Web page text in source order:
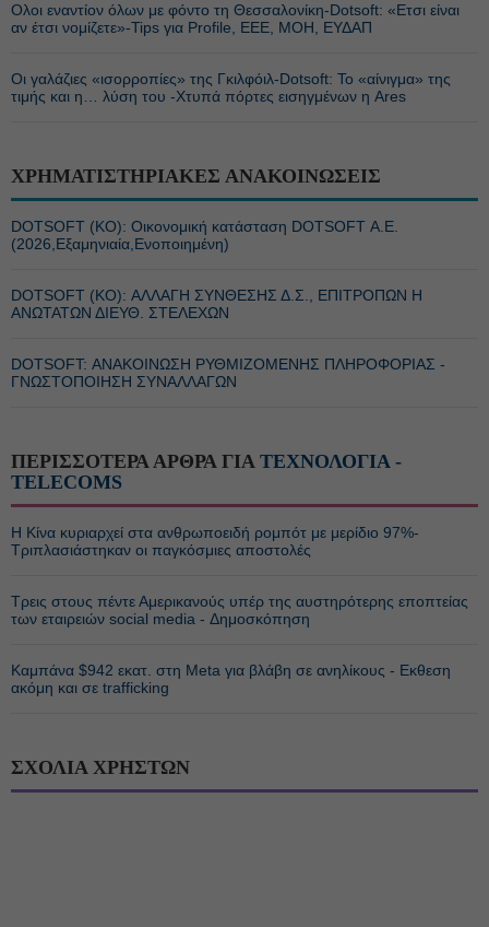
Ολοι εναντίον όλων με φόντο τη Θεσσαλονίκη-Dotsoft: «Ετσι είναι
αν έτσι νομίζετε»-Tips για Profile, EEE, ΜΟΗ, ΕΥΔΑΠ
Οι γαλάζιες «ισορροπίες» της Γκιλφόιλ-Dotsoft: Το «αίνιγμα» της
τιμής και η… λύση του -Χτυπά πόρτες εισηγμένων η Ares
ΧΡΗΜΑΤΙΣΤΗΡΙΑΚΕΣ ΑΝΑΚΟΙΝΩΣΕΙΣ
DOTSOFT (ΚΟ): Οικονομική κατάσταση DOTSOFT Α.Ε.
(2026,Εξαμηνιαία,Ενοποιημένη)
DOTSOFT (ΚΟ): ΑΛΛΑΓΗ ΣΥΝΘΕΣΗΣ Δ.Σ., ΕΠΙΤΡΟΠΩΝ Η
ΑΝΩΤΑΤΩΝ ΔΙΕΥΘ. ΣΤΕΛΕΧΩΝ
DOTSOFT: ΑΝΑΚΟΙΝΩΣΗ ΡΥΘΜΙΖΟΜΕΝΗΣ ΠΛΗΡΟΦΟΡΙΑΣ -
ΓΝΩΣΤΟΠΟΙΗΣΗ ΣΥΝΑΛΛΑΓΩΝ
ΠΕΡΙΣΣΟΤΕΡΑ ΑΡΘΡΑ ΓΙΑ ΤΕΧΝΟΛΟΓΙΑ -
TELECOMS
Η Κίνα κυριαρχεί στα ανθρωποειδή ρομπότ με μερίδιο 97%-
Τριπλασιάστηκαν οι παγκόσμιες αποστολές
Τρεις στους πέντε Αμερικανούς υπέρ της αυστηρότερης εποπτείας
των εταιρειών social media - Δημοσκόπηση
Καμπάνα $942 εκατ. στη Meta για βλάβη σε ανηλίκους - Εκθεση
ακόμη και σε trafficking
ΣΧΟΛΙΑ ΧΡΗΣΤΩΝ